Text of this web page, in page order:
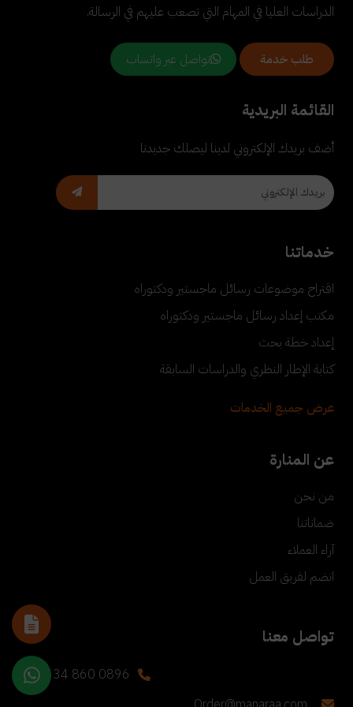
الدراسات العليا في المهام التي تصعب عليهم في الرسالة.
طلب خدمة تواصل عبر واتساب
القائمة البريدية
أضف بريدك الإلكتروني لدينا ليصلك جديدنا
خدماتنا
اقتراح موضوعات رسائل ماجستير ودكتوراه
مكتب إعداد رسائل ماجستير ودكتوراه
إعداد خطة بحث
كتابة الإطار النظري والدراسات السابقة
عرض جميع الخدمات
عن المنارة
من نحن
ضماناتنا
آراء العملاء
انضم لفريق العمل
تواصل معنا
+90 534 860 0896